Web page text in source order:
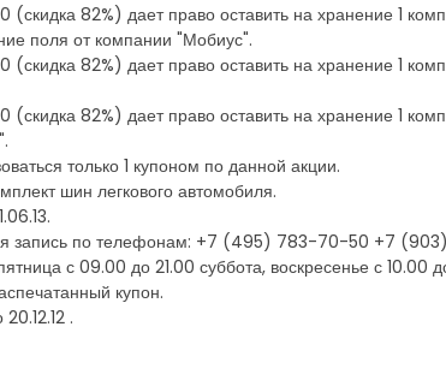
82%) дает право оставить на хранение 1
поля от компании "Мобиус".
82%) дает право оставить на хранение 1
82%) дает право оставить на хранение 1
только 1 купоном по данной акции.
шин легкового автомобиля.
запись по телефонам: +7 (495) 783-70-50 +7
с 09.00 до 21.00 суббота, воскресенье с 10.00
купон.
.